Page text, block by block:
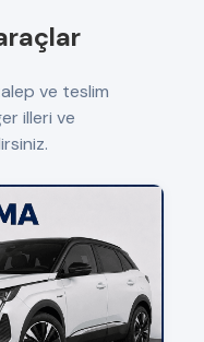
ve teslim
illeri ve